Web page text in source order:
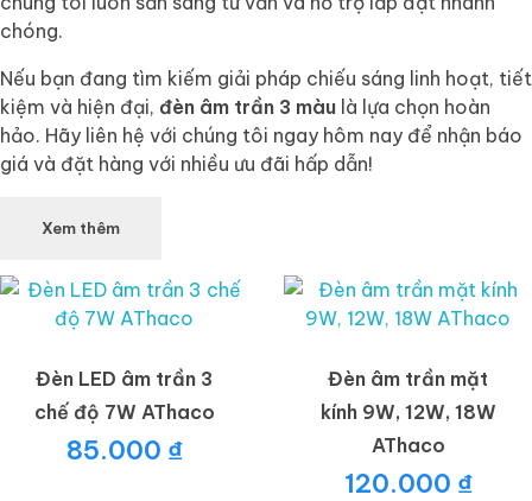
chóng.
Nếu bạn đang tìm kiếm giải pháp chiếu sáng linh hoạt, tiết
kiệm và hiện đại, đèn âm trần 3 màu là lựa chọn hoàn
hảo. Hãy liên hệ với chúng tôi ngay hôm nay để nhận báo
giá và đặt hàng với nhiều ưu đãi hấp dẫn!
Xem thêm
Đèn LED âm trần 3
chế độ 7W AThaco
85.000 ₫
Đèn âm trần mặt
kính 9W, 12W, 18W
AThaco
120.000 ₫